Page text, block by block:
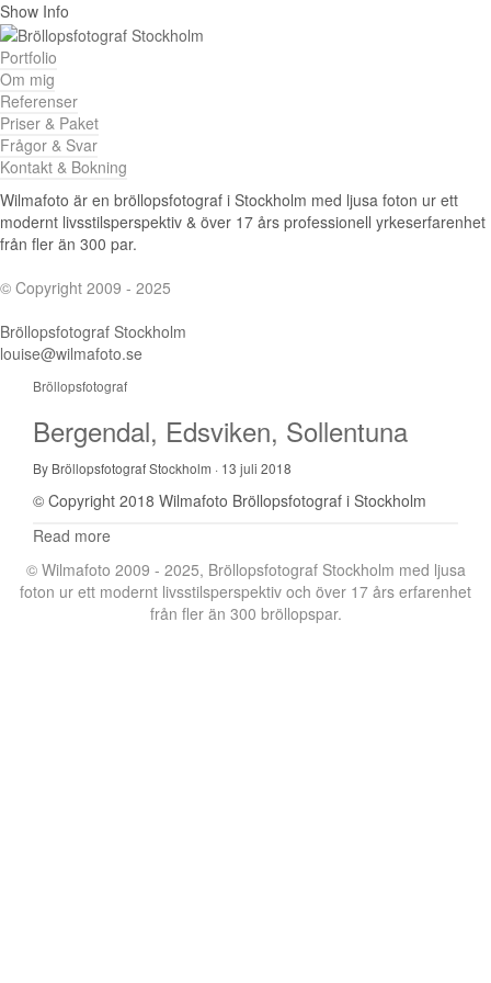
Show Info
Portfolio
Om mig
Referenser
Priser & Paket
Frågor & Svar
Kontakt & Bokning
Wilmafoto är en bröllopsfotograf i Stockholm med ljusa foton ur ett
modernt livsstilsperspektiv & över 17 års professionell yrkeserfarenhet
från fler än 300 par.
© Copyright 2009 - 2025
Bröllopsfotograf Stockholm
louise@wilmafoto.se
Bröllopsfotograf
Bergendal, Edsviken, Sollentuna
By Bröllopsfotograf Stockholm · 13 juli 2018
© Copyright 2018 Wilmafoto Bröllopsfotograf i Stockholm
Read more
© Wilmafoto 2009 - 2025, Bröllopsfotograf Stockholm med ljusa
foton ur ett modernt livsstilsperspektiv och över 17 års erfarenhet
från fler än 300 bröllopspar.